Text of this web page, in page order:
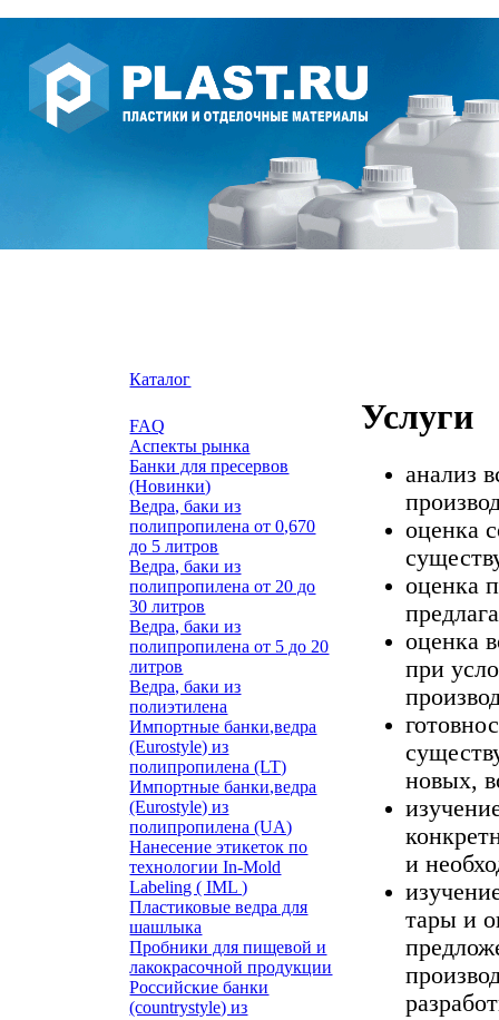
Каталог
FAQ
Аспекты рынка
Банки для пресервов
(Новинки)
Ведра, баки из
полипропилена от 0,670
до 5 литров
Ведра, баки из
полипропилена от 20 до
30 литров
Ведра, баки из
полипропилена от 5 до 20
литров
Ведра, баки из
полиэтилена
Импортные банки,ведра
(Eurostyle) из
полипропилена (LT)
Импортные банки,ведра
(Eurostyle) из
полипропилена (UA)
Нанесение этикеток по
технологии In-Mold
Labeling ( IML )
Пластиковые ведра для
шашлыка
Пробники для пищевой и
лакокрасочной продукции
Российские банки
(countrystyle) из
Услуги
анализ
оценка
оценка
оценка
при
новых,
и
тары и